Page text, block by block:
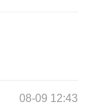
08-09 12:43